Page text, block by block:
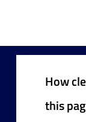
How
this